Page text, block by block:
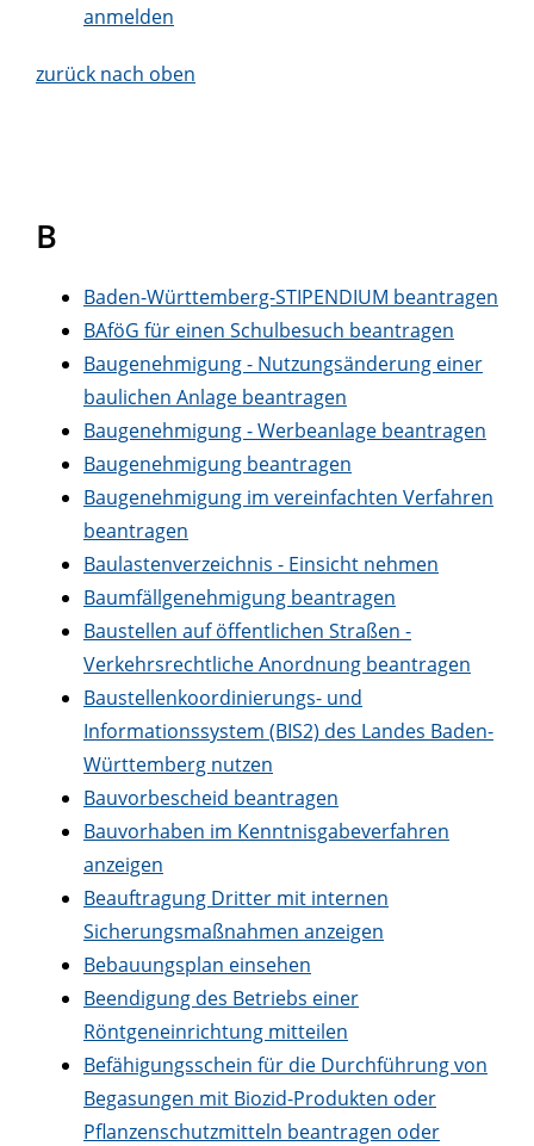
anmelden
zurück nach oben
B
Baden-Württemberg-STIPENDIUM beantragen
BAföG für einen Schulbesuch beantragen
Baugenehmigung - Nutzungsänderung einer
baulichen Anlage beantragen
Baugenehmigung - Werbeanlage beantragen
Baugenehmigung beantragen
Baugenehmigung im vereinfachten Verfahren
beantragen
Baulastenverzeichnis - Einsicht nehmen
Baumfällgenehmigung beantragen
Baustellen auf öffentlichen Straßen -
Verkehrsrechtliche Anordnung beantragen
Baustellenkoordinierungs- und
Informationssystem (BIS2) des Landes Baden-
Württemberg nutzen
Bauvorbescheid beantragen
Bauvorhaben im Kenntnisgabeverfahren
anzeigen
Beauftragung Dritter mit internen
Sicherungsmaßnahmen anzeigen
Bebauungsplan einsehen
Beendigung des Betriebs einer
Röntgeneinrichtung mitteilen
Befähigungsschein für die Durchführung von
Begasungen mit Biozid-Produkten oder
Pflanzenschutzmitteln beantragen oder